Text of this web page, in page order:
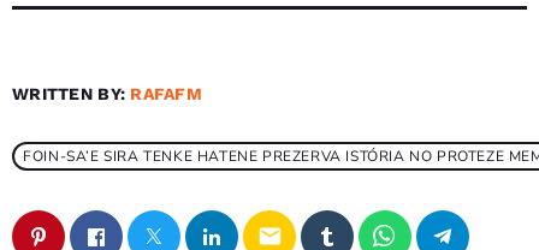
WRITTEN BY: RAFAFM
FOIN-SA’E SIRA TENKE HATENE PREZERVA ISTÓRIA NO PROTEZE
email